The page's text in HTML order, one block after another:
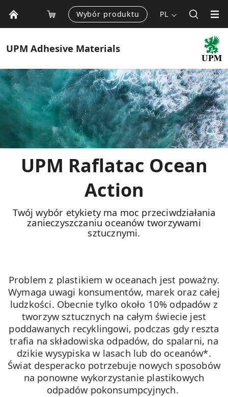
Wybór produktu PL
UPM Adhesive Materials
UPM Raflatac Ocean
Action
Twój wybór etykiety ma moc przeciwdziałania
zanieczyszczaniu oceanów tworzywami
sztucznymi.
Problem z plastikiem w oceanach jest poważny.
Wymaga uwagi konsumentów, marek oraz całej
ludzkości. Obecnie tylko około 10% odpadów z
tworzyw sztucznych na całym świecie jest
poddawanych recyklingowi, podczas gdy reszta
trafia na składowiska odpadów, do spalarni, na
dzikie wysypiska w lasach lub do oceanów*.
Świat desperacko potrzebuje nowych sposobów
na ponowne wykorzystanie plastikowych
odpadów pokonsumpcyjnych.